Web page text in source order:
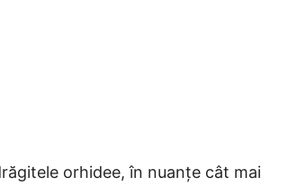
orhidee, în nuanțe cât mai